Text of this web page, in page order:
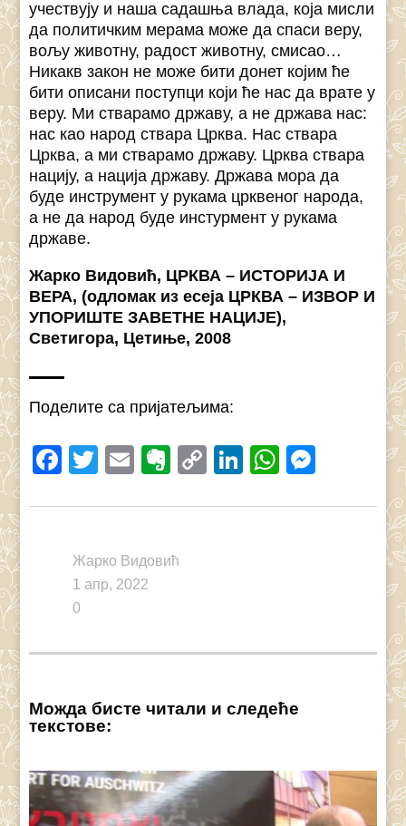
учествују и наша садашња влада, која мисли
да политичким мерама може да спаси веру,
вољу животну, радост животну, смисао…
Никакв закон не може бити донет којим ће
бити описани поступци који ће нас да врате у
веру. Ми стварамо државу, а не држава нас:
нас као народ ствара Црква. Нас ствара
Црква, а ми стварамо државу. Црква ствара
нацију, а нација државу. Држава мора да
буде инструмент у рукама црквеног народа,
а не да народ буде инстурмент у рукама
државе.
Жарко Видовић, ЦРКВА – ИСТОРИЈА И
ВЕРА, (одломак из есеја ЦРКВА – ИЗВОР И
УПОРИШТЕ ЗАВЕТНЕ НАЦИЈЕ),
Светигора, Цетиње, 2008
Поделите са пријатељима:
Facebook
Twitter
EmailEvernote
CopyLinkedIn
Жарко Видовић
1 апр, 2022
0
Можда бисте читали и следеће
текстове: